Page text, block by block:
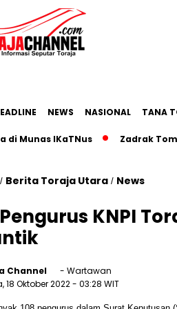
NEWS NASIONAL TANA
IKaTNus Zadrak Tombeg
/ Berita Toraja Utara / News
KNPI
Channel
- Wartawan
18 Oktober 2022- 03:28 WIT